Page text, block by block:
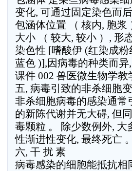
变化, 可通过固定染色而
包涵体位置 （ 核内, 胞浆
大小 （ 较大, 较小 ）, 形
染色性 [嗜酸伊 (红染成
蓝色 )],因病毒的种类而异,
课件 002 兽医微生物学教
五, 病毒引致的非杀细胞
非杀细胞病毒的感染通常
的新陈代谢并无大碍, 但
毒颗粒 。 除少数例外,
性渐进性变化, 最终死亡 。
六, 干 扰 素
病毒感染的细胞能抵抗